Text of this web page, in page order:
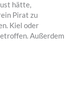
hätte,
Pirat zu
Kiel oder
Außerdem